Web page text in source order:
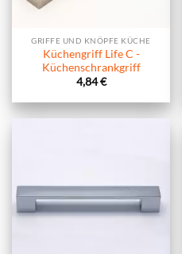
GRIFFE UND KNÖPFE KÜCHE
Küchengriff Life C -
Küchenschrankgriff
4,84€